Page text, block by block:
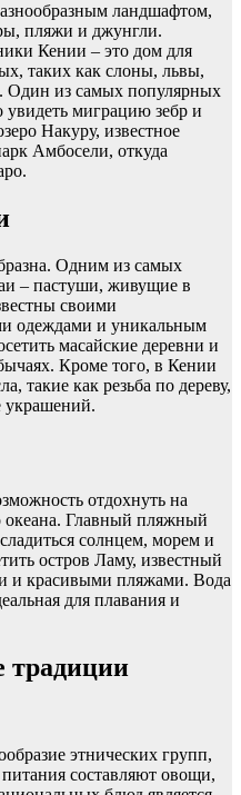
ландшафтом,
пляжи и джунгли.
Кении – это дом для
таких как слоны, львы,
Один из самых популярных
миграцию зебр и
Накуру, известное
Амбосели, откуда
Одним из самых
– пастуши, живущие в
своими
одеждами и уникальным
масайские деревни и
Кроме того, в Кении
такие как резьба по дереву,
украшений.
отдохнуть на
Главный пляжный
солнцем, морем и
остров Ламу, известный
и красивыми пляжами. Вода
для плавания и
традиции
этнических групп,
составляют овощи,